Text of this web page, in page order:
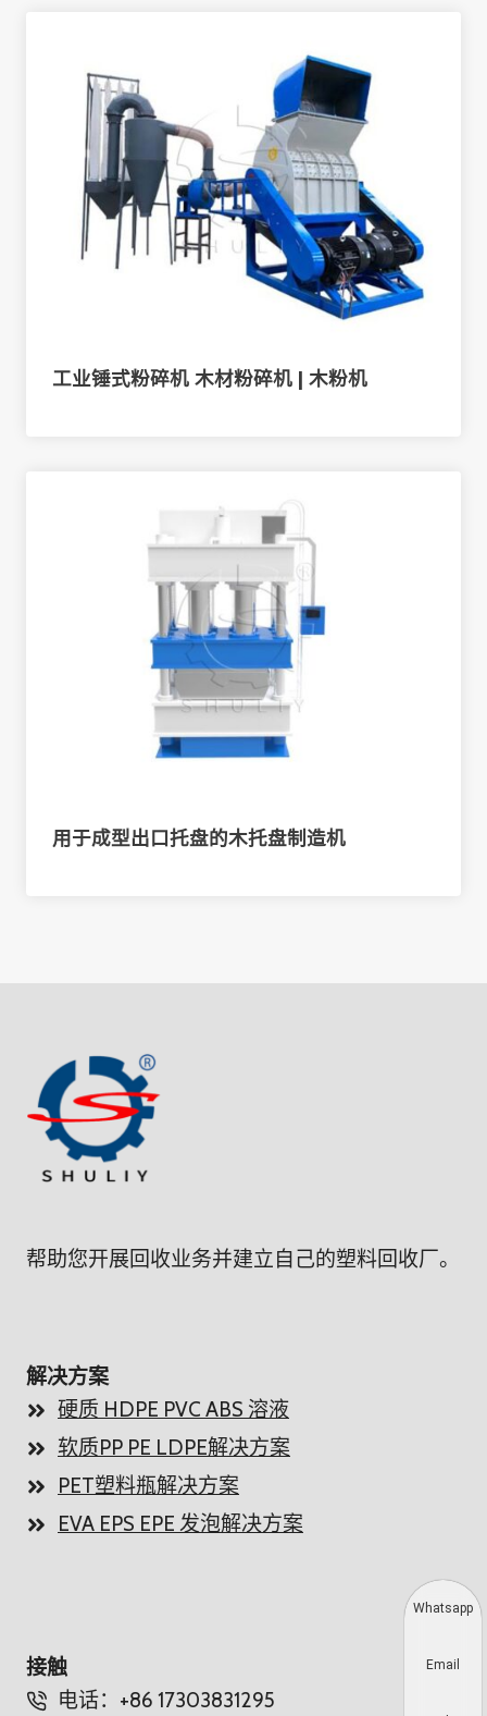
工业锤式粉碎机 木材粉碎机 | 木粉机
用于成型出口托盘的木托盘制造机
帮助您开展回收业务并建立自己的塑料回收厂。
解决方案
硬质 HDPE PVC ABS 溶液
软质PP PE LDPE解决方案
PET塑料瓶解决方案
EVA EPS EPE 发泡解决方案
接触
电话：+86 17303831295
Whatsapp
Email